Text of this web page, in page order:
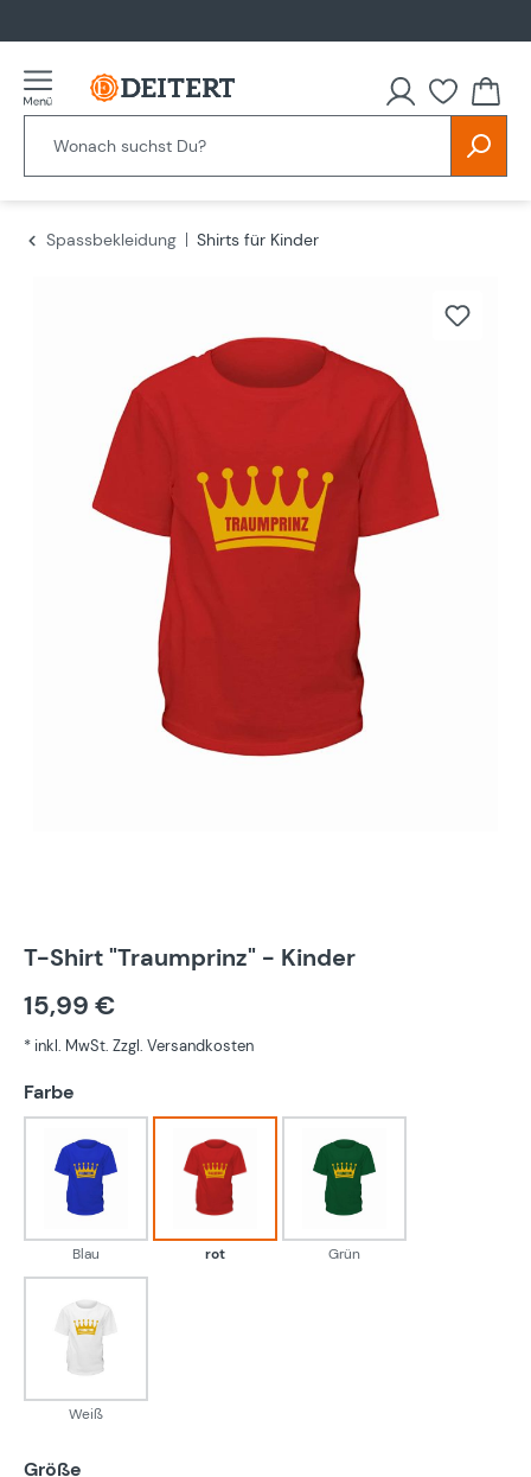
Spassbekleidung
Shirts für Kinder
T-Shirt "Traumprinz" - Kinder
15,99 €
* inkl. MwSt. Zzgl. Versandkosten
Farbe
Blau
Blau
rot
rot
Grün
Grün
Weiß
Weiß
Größe